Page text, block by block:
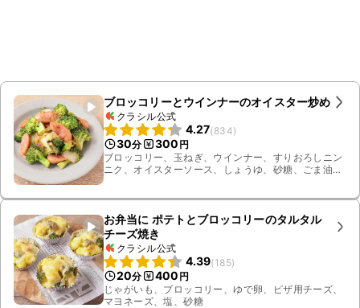
ブロッコリーとウインナーのオイスター炒め
クラシル公式
4.27(834)
30分 300 円
ブロッコリー、玉ねぎ、ウインナー、すりおろしニン
ニク、オイスターソース、しょうゆ、砂糖、ごま油、
お弁当に ポテトとブロッコリーのタルタル
チーズ焼き
クラシル公式
4.39(185)
20分 400 円
じゃがいも、ブロッコリー、ゆで卵、ピザ用チーズ、
マヨネーズ、塩、砂糖